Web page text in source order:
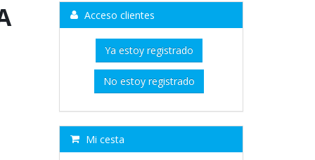
Acceso clientes
Ya estoy registrado
No estoy registrado
Mi cesta